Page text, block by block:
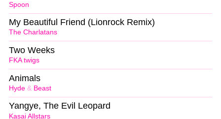
Spoon
The Charlatans
My Beautiful Friend (Lionrock Remix)
FKA twigs
Two Weeks
Hyde & Beast
Animals
Kasai Allstars
Yangye, The Evil Leopard